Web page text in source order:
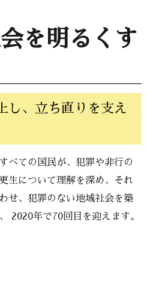
を明るくす
し、立ち直りを支え
べての国民が、犯罪や非行の
生について理解を深め、それ
せ、犯罪のない地域社会を築
2020年で70回目を迎えます。